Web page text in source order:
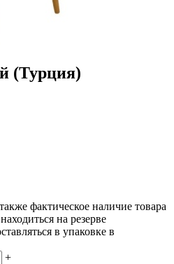
(Турция)
фактическое наличие товара
на резерве
в упаковке в
+